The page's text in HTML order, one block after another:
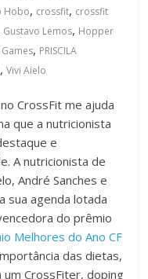
Hobo, crossfit, crossfit
Gustavo Lemos, Hopper
, PRISCILA
,Vivi Aielo
CrossFit me ajuda
que a nutricionista
e
A nutricionista de
André Sanches e
sua agenda lotada
do prêmio
Melhores do Ano CF
das dietas,
CrossFiter, doping